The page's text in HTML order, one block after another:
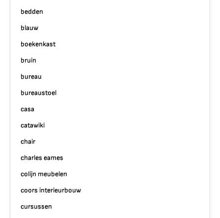
bedden
blauw
boekenkast
bruin
bureau
bureaustoel
casa
catawiki
chair
charles eames
colijn meubelen
coors interieurbouw
cursussen